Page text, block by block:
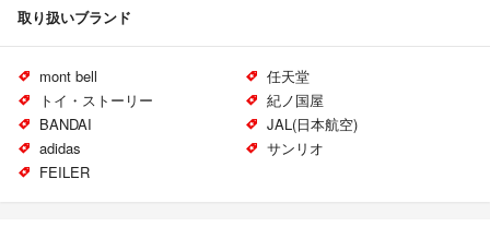
取り扱いブランド
mont bell
任天堂
トイ・ストーリー
紀ノ国屋
BANDAI
JAL(日本航空)
adidas
サンリオ
FEILER